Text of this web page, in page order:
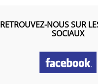
RETROUVEZ-NOUS SUR
SOCIAUX